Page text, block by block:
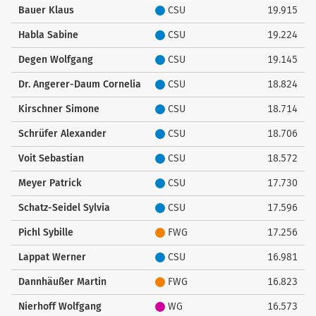
Bauer Klaus CSU 19.915
Habla Sabine CSU 19.224
Degen Wolfgang CSU 19.145
Dr. Angerer-Daum Cornelia CSU 18.824
Kirschner Simone CSU 18.714
Schrüfer Alexander CSU 18.706
Voit Sebastian CSU 18.572
Meyer Patrick CSU 17.730
Schatz-Seidel Sylvia CSU 17.596
Pichl Sybille FWG 17.256
Lappat Werner CSU 16.981
Dannhäußer Martin FWG 16.823
Nierhoff Wolfgang WG 16.573